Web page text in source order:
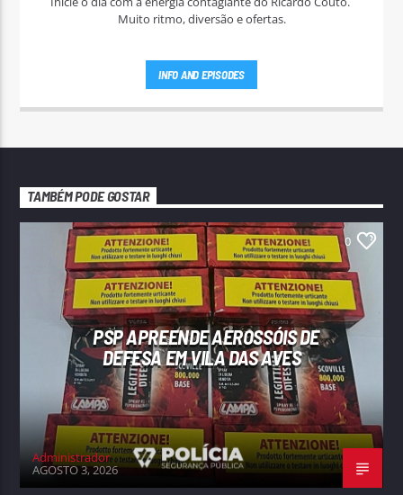
Muito ritmo, diversão e ofertas.
INFO AND EPISODES
TAMBÉM PODE GOSTAR
0
PSP APREENDE AEROSSÓIS DE
DEFESA EM VILA DAS AVES
Administrador
AGOSTO 3, 2026